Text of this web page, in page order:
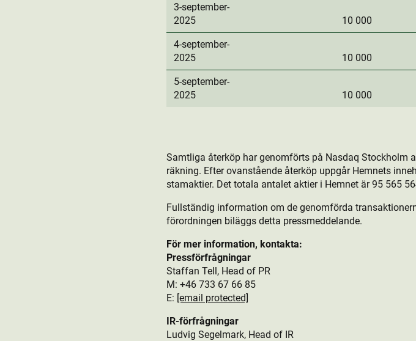
3-september-
2025
10 000
4-september-
2025
10 000
5-september-
2025
10 000
Samtliga återköp har genomförts på Nasdaq Stockholm
räkning. Efter ovanstående återköp uppgår Hemnets
stamaktie­r. Det totala antalet aktie­r i Hemnet är 95 565
Fullständig information om de genomförda
förordningen biläggs detta pressmeddelande.
För mer information, kontakta:
Pressförfrågningar
Staffan Tell, Head of PR
M: +46 733 67 66 85
E: [email protected]
IR-förfrågningar
Ludvig Segelmark, Head of IR